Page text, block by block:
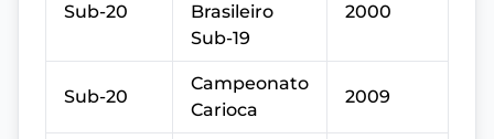
Sub-20
Brasileiro
Sub-19
2000
Sub-20
Campeonato
Carioca
2009